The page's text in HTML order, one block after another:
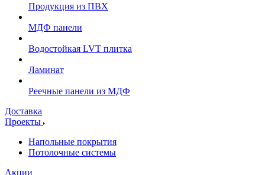
Продукция из ПВХ
МДФ панели
Водостойкая LVT плитка
Ламинат
Реечные панели из МДФ
Доставка
Проекты
Напольные покрытия
Потолочные системы
Акции